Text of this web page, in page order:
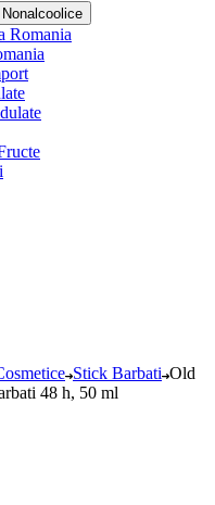
Nonalcoolice
Romania
Stick Barbati Old
48 h, 50 ml